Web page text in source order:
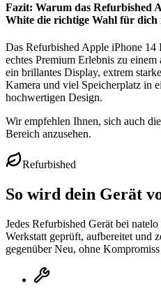
Fazit: Warum das Refurbished
White die richtige Wahl für dich
Das Refurbished Apple iPhone
echtes Premium Erlebnis zu
ein brillantes Display, extrem
Kamera und viel Speicherplatz in
hochwertigen Design.
Wir empfehlen Ihnen, sich auch die
Bereich anzusehen.
Refurbished
So wird dein Gerät
Jedes Refurbished Gerät bei
Werkstatt geprüft, aufbereitet und
gegenüber Neu, ohne